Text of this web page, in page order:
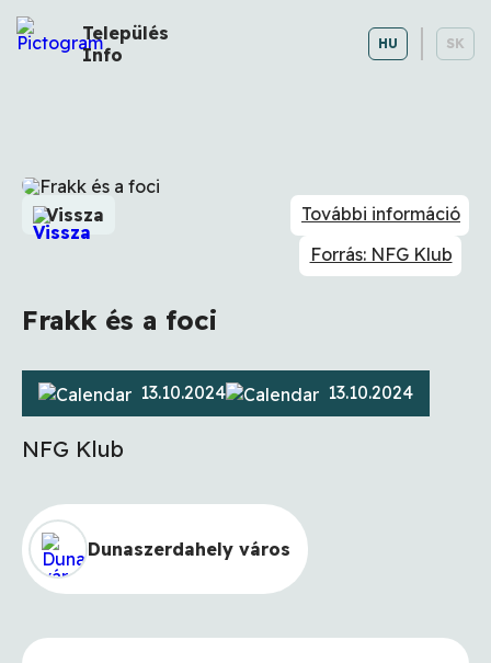
Település
Info
HU SK
Vissza
További információ
Forrás: NFG Klub
Frakk és a foci
13.10.2024 13.10.2024
NFG Klub
Dunaszerdahely város